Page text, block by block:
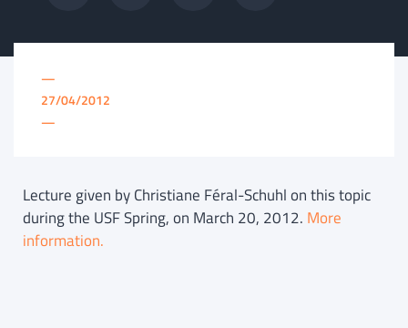
—
27/04/2012
—
Lecture given by Christiane Féral-Schuhl on this topic
during the USF Spring, on March 20, 2012. More
information.